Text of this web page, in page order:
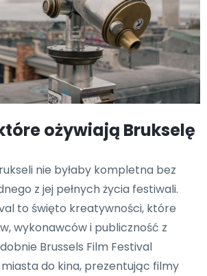
ożywiają Brukselę
nie byłaby kompletna bez
z jej pełnych życia festiwali.
to święto kreatywności, które
wykonawców i publiczność z
Brussels Film Festival
do kina, prezentując filmy